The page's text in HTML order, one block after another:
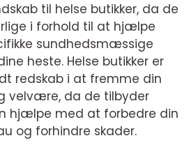
til helse butikker, da de
i forhold til at hjælpe
sundhedsmæssige
heste. Helse butikker er
redskab i at fremme din
velvære, da de tilbyder
hjælpe med at forbedre din
og forhindre skader.